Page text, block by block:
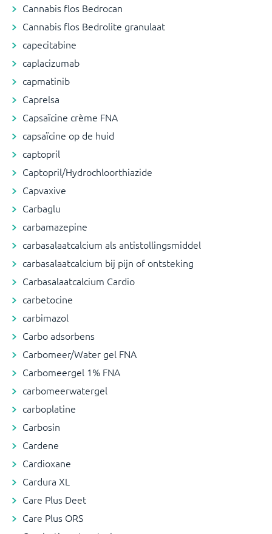
Cannabis flos Bedrocan
Cannabis flos Bedrolite granulaat
capecitabine
caplacizumab
capmatinib
Caprelsa
Capsaïcine crème FNA
capsaïcine op de huid
captopril
Captopril/Hydrochloorthiazide
Capvaxive
Carbaglu
carbamazepine
carbasalaatcalcium als antistollingsmiddel
carbasalaatcalcium bij pijn of ontsteking
Carbasalaatcalcium Cardio
carbetocine
carbimazol
Carbo adsorbens
Carbomeer/Water gel FNA
Carbomeergel 1% FNA
carbomeerwatergel
carboplatine
Carbosin
Cardene
Cardioxane
Cardura XL
Care Plus Deet
Care Plus ORS